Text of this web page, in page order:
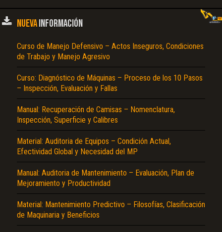
NUEVAINFORMACIÓN
Curso de Manejo Defensivo – Actos Inseguros, Condiciones
de Trabajo y Manejo Agresivo
Curso: Diagnóstico de Máquinas – Proceso de los 10 Pasos
– Inspección, Evaluación y Fallas
Manual: Recuperación de Camisas – Nomenclatura,
Inspección, Superficie y Calibres
Material: Auditoria de Equipos – Condición Actual,
Efectividad Global y Necesidad del MP
Manual: Auditoria de Mantenimiento – Evaluación, Plan de
Mejoramiento y Productividad
Material: Mantenimiento Predictivo – Filosofías, Clasificación
de Maquinaria y Beneficios